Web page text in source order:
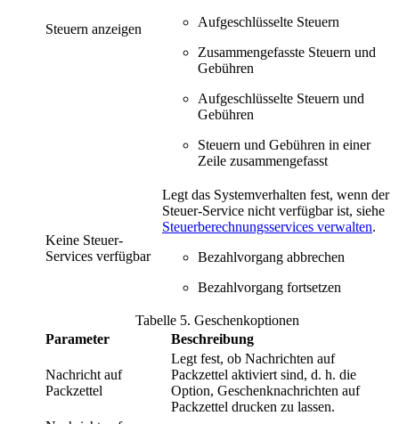
Steuern anzeigen
Aufgeschlüsselte Steuern
Zusammengefasste Steuern und
Gebühren
Aufgeschlüsselte Steuern und
Gebühren
Steuern und Gebühren in einer
Zeile zusammengefasst
Keine Steuer-
Services verfügbar
Legt das Systemverhalten fest, wenn der
Steuer-Service nicht verfügbar ist, siehe
Steuerberechnungsservices verwalten.
Bezahlvorgang abbrechen
Bezahlvorgang fortsetzen
Tabelle 5. Geschenkoptionen
Parameter
Beschreibung
Nachricht auf
Packzettel
Legt fest, ob Nachrichten auf
Packzettel aktiviert sind, d. h. die
Option, Geschenknachrichten auf
Packzettel drucken zu lassen.